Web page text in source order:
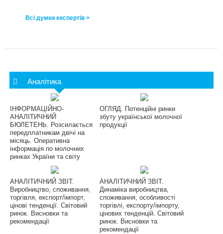
Всі думки експертів >
Аналітика
ІНФОРМАЦІЙНО-
АНАЛІТИЧНИЙ
БЮЛЕТЕНЬ. Розсилається
передплатникам двічі на
місяць. Оперативна
інформація по молочних
ринках України та світу
ОГЛЯД. Потенційні ринки
збуту української молочної
продукції
АНАЛІТИЧНИЙ ЗВІТ.
Виробництво, споживання,
торгівля, експорт/імпорт,
цінові тенденції. Світовий
ринок. Висновки та
рекомендації
АНАЛІТИЧНИЙ ЗВІТ.
Динаміка виробництва,
споживання, особливості
торгівлі, експорту/імпорту,
цінових тенденцій. Світовий
ринок. Висновки та
рекомендації